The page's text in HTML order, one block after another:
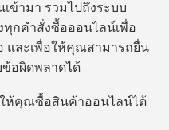
ข้ามา รวมไปถึงระบบ
กคำสั่งซื้อออนไลน์เพื่อ
และเพื่อให้คุณสามารถยื่น
อผิดพลาดได้
ห้คุณซื้อสินค้าออนไลน์ได้